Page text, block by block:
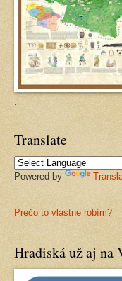
Translate
Powered by
Prečo to vlastne robím?
Hradiská už aj na